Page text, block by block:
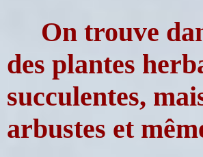
On trouve
des plantes
succulentes,
arbustes et